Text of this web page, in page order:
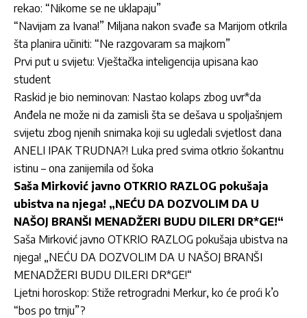
rekao: “Nikome se ne uklapaju”
“Navijam za Ivana!” Miljana nakon svađe sa Marijom otkrila
šta planira učiniti: “Ne razgovaram sa majkom”
Prvi put u svijetu: Vještačka inteligencija upisana kao
student
Raskid je bio neminovan: Nastao kolaps zbog uvr*da
Anđela ne može ni da zamisli šta se dešava u spoljašnjem
svijetu zbog njenih snimaka koji su ugledali svjetlost dana
ANELI IPAK TRUDNA?! Luka pred svima otkrio šokantnu
istinu – ona zanijemila od šoka
Saša Mirković javno OTKRIO RAZLOG pokušaja
ubistva na njega! „NEĆU DA DOZVOLIM DA U
NAŠOJ BRANŠI MENADŽERI BUDU DILERI DR*GE!“
Saša Mirković javno OTKRIO RAZLOG pokušaja ubistva na
njega! „NEĆU DA DOZVOLIM DA U NAŠOJ BRANŠI
MENADŽERI BUDU DILERI DR*GE!“
Ljetni horoskop: Stiže retrogradni Merkur, ko će proći k’o
“bos po trnju”?